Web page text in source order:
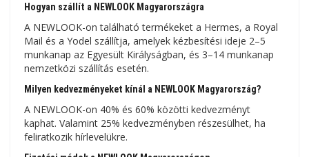
Hogyan szállít a NEWLOOK Magyarországra
A NEWLOOK-on található termékeket a Hermes, a Royal
Mail és a Yodel szállítja, amelyek kézbesítési ideje 2–5
munkanap az Egyesült Királyságban, és 3–14 munkanap
nemzetközi szállítás esetén.
Milyen kedvezményeket kínál a NEWLOOK Magyarország?
A NEWLOOK-on 40% és 60% közötti kedvezményt
kaphat. Valamint 25% kedvezményben részesülhet, ha
feliratkozik hírlevelükre.